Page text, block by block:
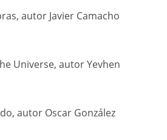
autor Javier Camacho
Universe, autor Yevhen
autor Oscar González